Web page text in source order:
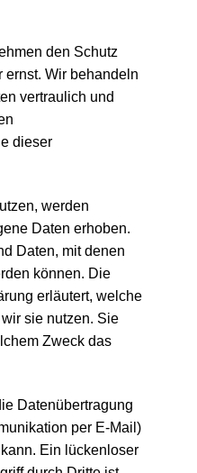
den Schutz
ernst. Wir behandeln
vertraulich und
dieser
werden
Daten erhoben.
Daten, mit denen
können. Die
erläutert, welche
sie nutzen. Sie
Zweck das
Datenübertragung
per E-Mail)
Ein lückenloser